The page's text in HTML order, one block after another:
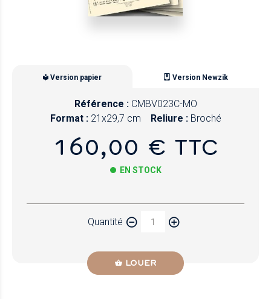
Version papier Version Newzik
Référence : CMBV023C-MO
Format : 21x29,7 cm Reliure : Broché
160,00 € TTC
EN STOCK
Quantité
LOUER